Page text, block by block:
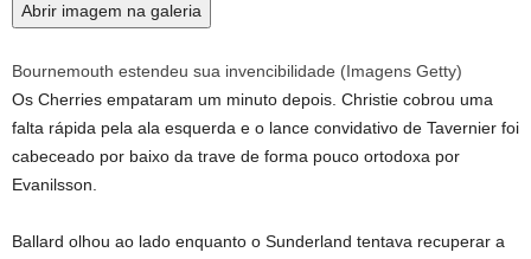
Abrir imagem na galeria
Bournemouth estendeu sua invencibilidade (Imagens Getty)
Os Cherries empataram um minuto depois. Christie cobrou uma
falta rápida pela ala esquerda e o lance convidativo de Tavernier foi
cabeceado por baixo da trave de forma pouco ortodoxa por
Evanilsson.
Ballard olhou ao lado enquanto o Sunderland tentava recuperar a